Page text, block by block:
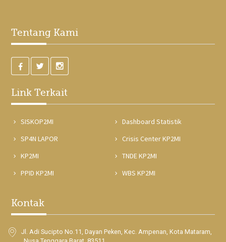
Tentang Kami
Link Terkait
SISKOP2MI
Dashboard Statistik
SP4N LAPOR
Crisis Center KP2MI
KP2MI
TNDE KP2MI
PPID KP2MI
WBS KP2MI
Kontak
Jl. Adi Sucipto No.11, Dayan Peken, Kec. Ampenan, Kota Mataram,